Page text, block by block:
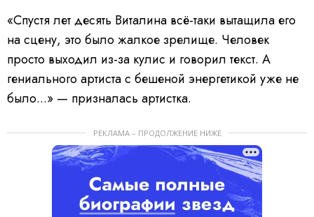
«Спустя лет десять Виталина всё-таки вытащила его
на сцену, это было жалкое зрелище. Человек
просто выходил из-за кулис и говорил текст. А
гениального артиста с бешеной энергетикой уже не
было...» — призналась артистка.
РЕКЛАМА – ПРОДОЛЖЕНИЕ НИЖЕ